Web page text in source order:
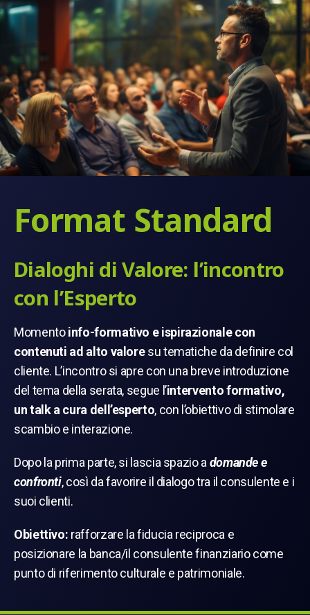
Format Standard
Dialoghi di Valore: l’incontro
con l’Esperto
Momentoinfo-formativo e ispirazionale con
contenuti ad alto valoresu tematiche da definire col
cliente. L’incontro si apre con una breve introduzione
del tema della serata, segue l’intervento formativo,
un talk a cura dell’esperto, con l’obiettivo di stimolare
scambio e interazione.
Dopo la prima parte, si lascia spazio a domande e
confronti, così da favorire il dialogo tra il consulente e i
suoi clienti.
Obiettivo: rafforzare la fiducia reciproca e
posizionare la banca/il consulente finanziario come
punto di riferimento culturale e patrimoniale.